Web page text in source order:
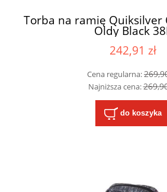
Torba na ramię Quiksilver
Oldy Black
242,91 zł
Cena regularna:
Najniższa cena:
do koszyka